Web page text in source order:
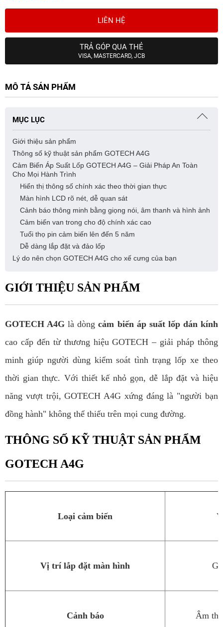
LIÊN HỆ
TRẢ GÓP QUA THẺ
VISA, MASTERCARD, JCB
MÔ TẢ SẢN PHẨM
MỤC LỤC
Giới thiệu sản phẩm
Thông số kỹ thuật sản phẩm GOTECH A4G
Cảm Biến Áp Suất Lốp GOTECH A4G – Giải Pháp An Toàn
Cho Mọi Hành Trình
Hiển thị thông số chính xác theo thời gian thực
Màn hình LCD rõ nét, dễ quan sát
Cảnh báo thông minh bằng giọng nói, âm thanh và hình ảnh
Cảm biến van trong cho độ chính xác cao
Tuổi thọ pin cảm biến lên đến 5 năm
Dễ dàng lắp đặt và đảo lốp
Lý do nên chọn GOTECH A4G cho xế cưng của bạn
GIỚI THIỆU SẢN PHẨM
GOTECH A4G là dòngcảm biến áp suất lốp dán kính
cao cấp đến từ thương hiệu GOTECH – giải pháp thông
minh giúp người dùng kiểm soát tình trạng lốp xe theo
thời gian thực. Với thiết kế nhỏ gọn, dễ lắp đặt và hiệu
năng vượt trội, GOTECH A4G xứng đáng là "người bạn
đồng hành" không thể thiếu trên mọi cung đường.
THÔNG SỐ KỸ THUẬT SẢN PHẨM
GOTECH A4G
Loại cảm biến
Vị trí lắp đặt màn hình
Cảnh báo Âm